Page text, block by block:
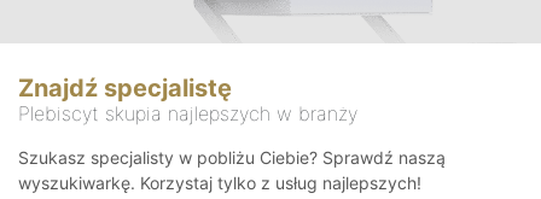
Znajdź specjalistę
Plebiscyt skupia najlepszych w branży
Szukasz specjalisty w pobliżu Ciebie? Sprawdź naszą
wyszukiwarkę. Korzystaj tylko z usług najlepszych!